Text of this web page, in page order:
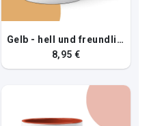
Gelb - hell und freundlich
8,95 €